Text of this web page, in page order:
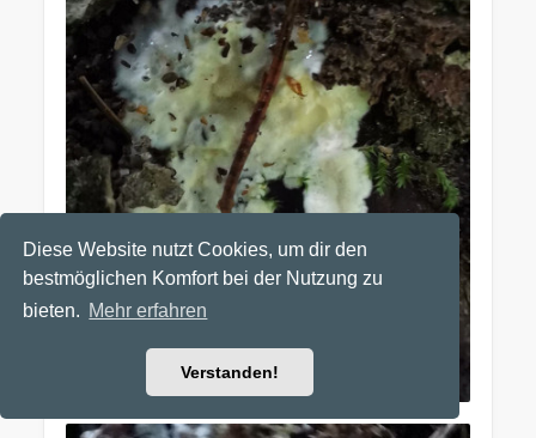
Diese Website nutzt Cookies, um dir den
bestmöglichen Komfort bei der Nutzung zu
bieten. Mehr erfahren
Verstanden!